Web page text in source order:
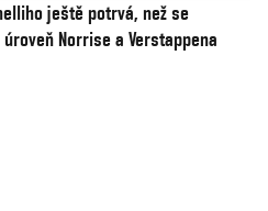
ještě potrvá, než se
Norrise a Verstappena